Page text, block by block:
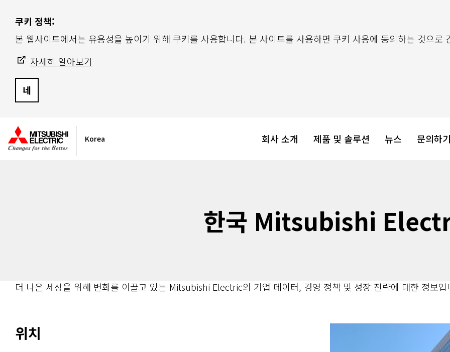
쿠키 정책:
본 웹사이트에서는 유용성을 높이기 위해 쿠키를 사용합니다. 본 사이트를 사용하면 쿠키 사용에 동의하는 것으로
자세히 알아보기
네
Korea 회사 소개 제품 및 솔루션 뉴스 문의하
한국 Mitsubishi
더 나은 세상을 위해 변화를 이끌고 있는 Mitsubishi Electric의 기업 데이터, 경영 정책 및 성장 전략에 대한 정보입
위치